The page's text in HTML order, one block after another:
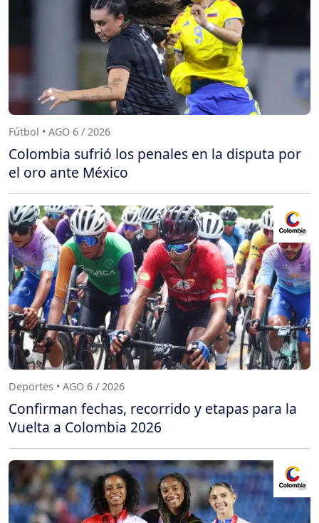
Fútbol • AGO 6 / 2026
Colombia sufrió los penales en la disputa por
el oro ante México
Deportes • AGO 6 / 2026
Confirman fechas, recorrido y etapas para la
Vuelta a Colombia 2026